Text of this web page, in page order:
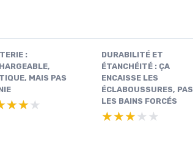
:
MAIS PAS
DURABILITÉ ET
ÉTANCHÉITÉ : ÇA
ENCAISSE LES
ÉCLABOUSSURES, PAS
LES BAINS FORCÉS
★★★★★
★★★★★